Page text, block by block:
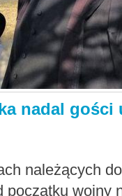
nadal gości
należących
początku wojny